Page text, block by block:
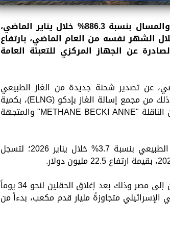
قفزت قيمة الصادرات المصرية من الغاز الطبيعي والمسال بنسبة 886.3% خلال يناير الماضي،
مقابل 5.5 مليون دولار خلال الشهر نفسه من العام الماضي، بارتفاع
عن الجهاز المركزي للتعبئة العامة
عن تصدير شحنة جديدة من الغاز الطبيعي
المسال لشهر يناير 2026 لصالح شركة "شل" العالمية، وذلك من مجمع إسالة الغاز بإدكو (ELNG)، بكمية
تصل إلى 150 ألف متر مكعب من الغاز المسال، على متن الناقلة "METHANE BECKI ANNE" والمتجهة
وبحسب النشرة، زادت قيمة الواردات المصرية من الغاز الطبيعي بنسبة 3.7% خلال يناير 2026؛ لتسجل
وعادت تدفقات الغاز من حقلي ليفياثان وتمار الإسرائيليين إلى مصر وذلك بعد إغلاق الحقلين لنحو 34 يوماً
الإسرائيلي متجاوزةً مليار قدم مكعب، بدءاً من